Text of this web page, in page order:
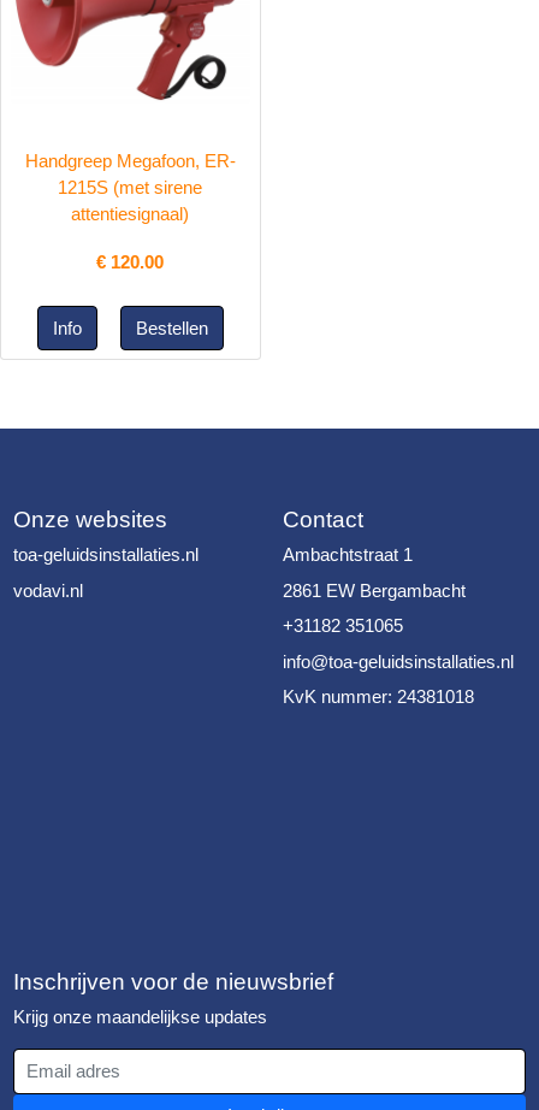
Handgreep Megafoon, ER-
1215S (met sirene
attentiesignaal)
€ 120.00
Onze websites
toa-geluidsinstallaties.nl
vodavi.nl
Contact
Ambachtstraat 1
2861 EW Bergambacht
+31182 351065
info@toa-geluidsinstallaties.nl
KvK nummer: 24381018
Inschrijven voor de nieuwsbrief
Krijg onze maandelijkse updates
Email adres